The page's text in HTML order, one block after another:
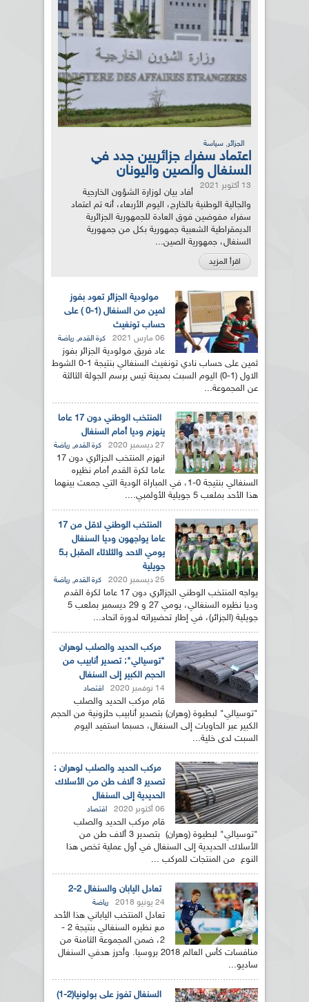
الجزائر, سياسة
اعتماد سفراء جزائريين جدد في
السنغال والصين واليونان
13 أكتوبر 2021
أفاد بيان لوزارة الشؤون الخارجية
والجالية الوطنية بالخارج، اليوم الأربعاء، أنه تم اعتماد
سفراء مفوضين فوق العادة للجمهورية الجزائرية
الديمقراطية الشعبية جمهورية بكل من جمهورية
السنغال، جمهورية الصين...
اقرأ المزيد
مولودية الجزائر تعود بفوز
ثمين من السنغال (1-0 ) على
حساب تونغيث
06 مارس 2021 كرة القدم, رياضة
عاد فريق مولودية الجزائر بفوز
ثمين على حساب نادي تونغيث السنغالي بنتيجة 1-0 الشوط
الاول (1-0) اليوم السبت بمدينة تيس برسم الجولة الثالثة
عن المجموعة...
المنتخب الوطني دون 17 عاما
ينهزم وديا أمام السنغال
27 ديسمبر 2020 كرة القدم, رياضة
انهزم المنتخب الجزائري دون 17
عاما لكرة القدم أمام نظيره
السنغالي بنتيجة 0-1، في المباراة الودية التي جمعت بينهما
هذا الأحد بملعب 5 جويلية الأولمبي....
المنتخب الوطني لاقل من 17
عاما يواجهون وديا السنغال
يومي الاحد والثلاثاء المقبل بـ5
جويلية
25 ديسمبر 2020 كرة القدم, رياضة
يواجه المنتخب الوطني الجزائري دون 17 عاما لكرة القدم
وديا نظيره السنغالي، يومي 27 و 29 ديسمبر بملعب 5
جويلية (الجزائر)، في إطار تحضيراته لدورة اتحاد...
مركب الحديد والصلب لوهران
"توسيالي": تصدير أنابيب من
الحجم الكبير إلى السنغال
14 نوفمبر 2020 اقتصاد
قام مركب الحديد والصلب
"توسيالي" لبطيوة (وهران) بتصدير أنابيب حلزونية من الحجم
الكبير عبر الحاويات إلى السنغال، حسبما استفيد اليوم
السبت لدى خلية...
مركب الحديد والصلب لوهران :
تصدير 3 ألاف طن من الأسلاك
الحديدية إلى السنغال
06 أكتوبر 2020 اقتصاد
قام مركب الحديد والصلب
"توسيالي" لبطيوة (وهران) بتصدير 3 ألاف طن من
الأسلاك الحديدية إلى السنغال في أول عملية تخص هذا
النوع من المنتجات للمركب ...
تعادل اليابان والسنغال 2-2
24 يونيو 2018 رياضة
تعادل المنتخب الياباني هذا الأحد
مع نظيره السنغالي بنتيجة 2 -
2، ضمن المجموعة الثامنة من
منافسات كأس العالم 2018 بروسيا. وأحرز هدفي السنغال
ساديو...
السنغال تفوز على بولونيا(2-1)